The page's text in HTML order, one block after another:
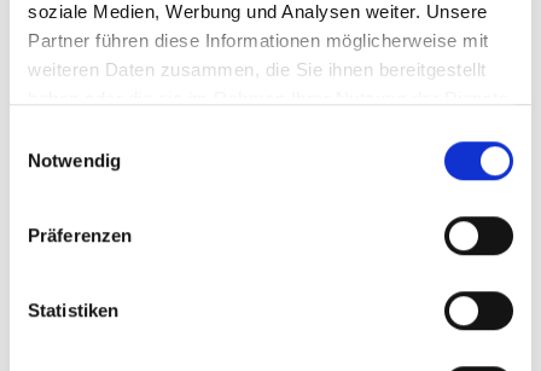
soziale Medien, Werbung und Analysen weiter. Unsere
Partner führen diese Informationen möglicherweise mit
weiteren Daten zusammen, die Sie ihnen bereitgestellt
Notwendig
Präferenzen
Statistiken